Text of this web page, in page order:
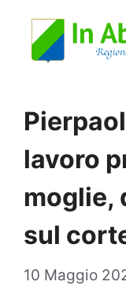
lavoro
moglie,
sul
10 Maggio